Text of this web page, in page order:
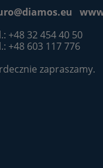
+48 32 454 40 50
+48 603 117 776
zapraszamy.